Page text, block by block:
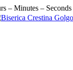
– Minutes – Seconds